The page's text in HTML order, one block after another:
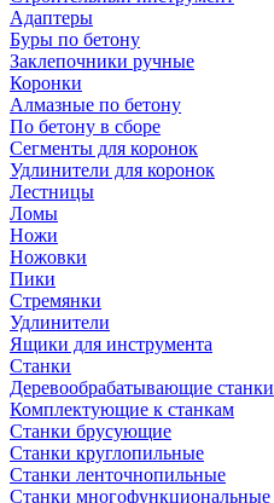
Адаптеры
Буры по бетону
Заклепочники ручные
Коронки
Алмазные по бетону
По бетону в сборе
Сегменты для коронок
Удлинители для коронок
Лестницы
Ломы
Ножи
Ножовки
Пики
Стремянки
Удлинители
Ящики для инструмента
Станки
Деревообрабатывающие станки
Комплектующие к станкам
Станки брусующие
Станки круглопильные
Станки ленточнопильные
Станки многофункциональные